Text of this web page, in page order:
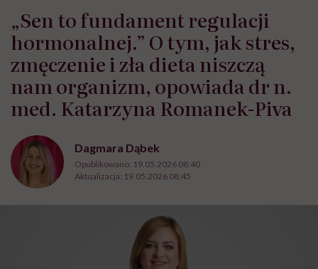
„Sen to fundament regulacji
hormonalnej.” O tym, jak stres,
zmęczenie i zła dieta niszczą
nam organizm, opowiada dr n.
med. Katarzyna Romanek-Piva
Dagmara Dąbek
Opublikowano: 19.05.2026 08:40
Aktualizacja: 19.05.2026 08:45